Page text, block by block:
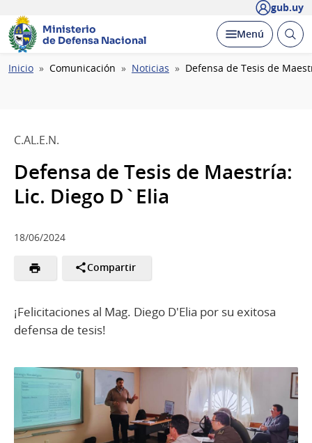
gub.uy
Ministerio
de Defensa Nacional
Desplegar
Menú Abrir
Ruta
Inicio Comunicación Noticias Defensa de Tesis de
C.AL.E.N.
Defensa de Tesis de Maestría:
Lic. Diego D`Elia
18/06/2024
Compartir
¡Felicitaciones al Mag. Diego D'Elia por su exitosa
defensa de tesis!